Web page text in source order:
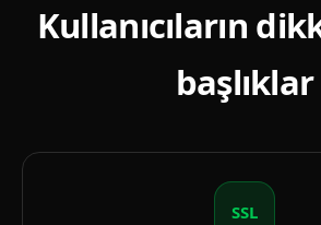
Kullanıcıların
başlıklar
SSL